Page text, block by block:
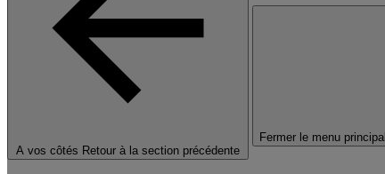
A vos côtés Retour à la section précédente
Fermer le menu principal